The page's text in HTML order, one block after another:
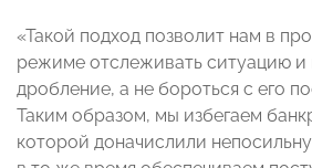
«Такой подход позволит нам в
режиме отслеживать ситуацию и
дробление, а не бороться с его
Таким образом, мы избегаем
которой доначислили